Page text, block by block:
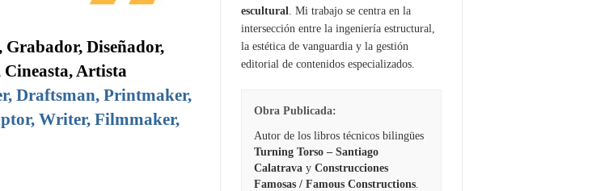
Diseñador,
Artista
Draftsman, Printmaker,
Writer, Filmmaker,
escultural . Mi trabajo se centra en la
intersección entre la ingeniería estructural,
la estética de vanguardia y la gestión
editorial de contenidos especializados.
Obra Publicada:
Autor de los libros técnicos bilingües
Turning Torso – Santiago
Calatrava y Construcciones
Famosas / Famous Constructions